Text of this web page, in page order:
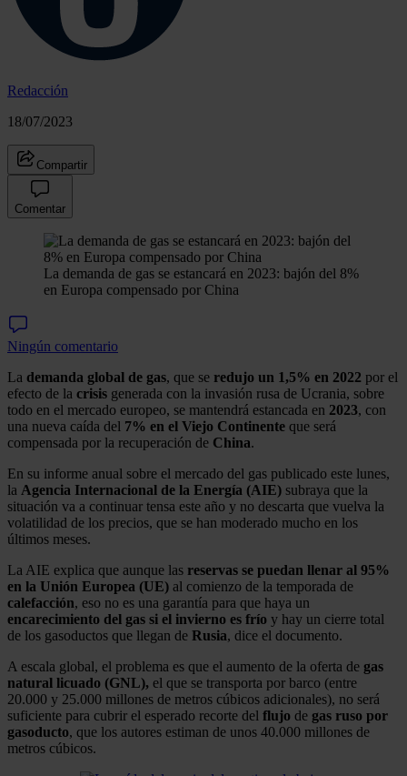
Redacción
18/07/2023
Compartir
Comentar
La demanda de gas se estancará en 2023: bajón del 8%
en Europa compensado por China
Ningún comentario
La demanda global de gas, que se redujo un 1,5% en 2022 por el
efecto de la crisis generada con la invasión rusa de Ucrania, sobre
todo en el mercado europeo, se mantendrá estancada en 2023, con
una nueva caída del 7% en el Viejo Continente que será
compensada por la recuperación de China.
En su informe anual sobre el mercado del gas publicado este lunes,
la Agencia Internacional de la Energía (AIE) subraya que la
situación va a continuar tensa este año y no descarta que vuelva la
volatilidad de los precios, que se han moderado mucho en los
últimos meses.
La AIE explica que aunque las reservas se puedan llenar al 95%
en la Unión Europea (UE) al comienzo de la temporada de
calefacción, eso no es una garantía para que haya un
encarecimiento del gas si el invierno es frío y hay un cierre total
de los gasoductos que llegan de Rusia, dice el documento.
A escala global, el problema es que el aumento de la oferta de gas
natural licuado (GNL), el que se transporta por barco (entre
20.000 y 25.000 millones de metros cúbicos adicionales), no será
suficiente para cubrir el esperado recorte del flujo de gas ruso por
gasoducto, que los autores estiman de unos 40.000 millones de
metros cúbicos.